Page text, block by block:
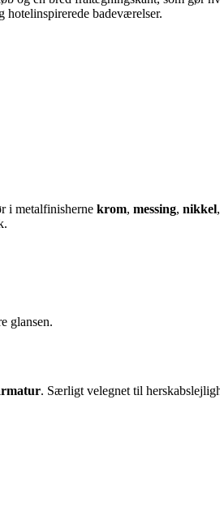
badeværelser.
i metalfinisherne krom, messing, nikkel,
glansen.
. Særligt velegnet til